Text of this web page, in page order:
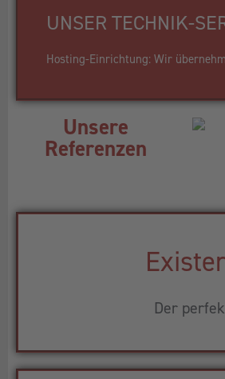
UNSER TECHNIK-
Hosting-Einrichtung: Wir
Unsere
Referenzen
Der